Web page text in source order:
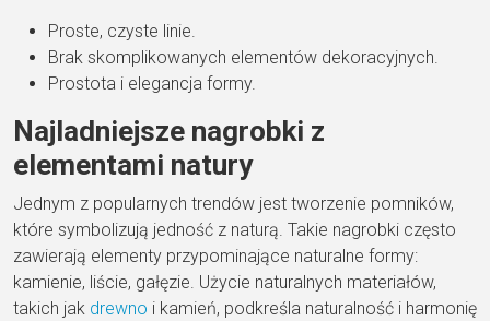
Proste, czyste linie.
Brak skomplikowanych elementów dekoracyjnych.
Prostota i elegancja formy.
Najladniejsze nagrobki z
elementami natury
Jednym z popularnych trendów jest tworzenie pomników,
które symbolizują jedność z naturą. Takie nagrobki często
zawierają elementy przypominające naturalne formy:
kamienie, liście, gałęzie. Użycie naturalnych materiałów,
takich jak drewno i kamień, podkreśla naturalność i harmonię